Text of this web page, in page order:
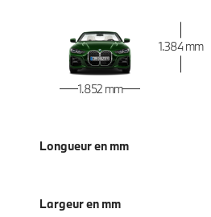
1.852 mm
1.384 mm
Longueur en mm
Largeur en mm